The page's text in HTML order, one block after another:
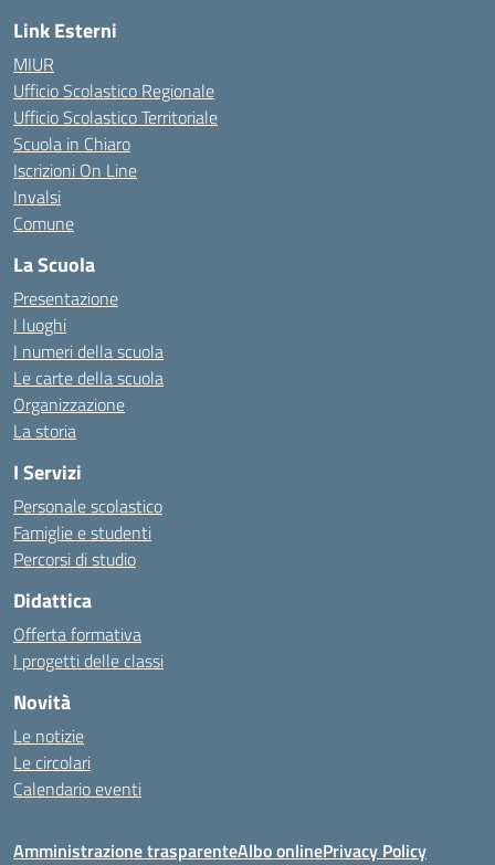
Link Esterni
MIUR
Ufficio Scolastico Regionale
Ufficio Scolastico Territoriale
Scuola in Chiaro
Iscrizioni On Line
Invalsi
Comune
La Scuola
Presentazione
I luoghi
I numeri della scuola
Le carte della scuola
Organizzazione
La storia
I Servizi
Personale scolastico
Famiglie e studenti
Percorsi di studio
Didattica
Offerta formativa
I progetti delle classi
Novità
Le notizie
Le circolari
Calendario eventi
Amministrazione trasparenteAlbo onlinePrivacy Policy